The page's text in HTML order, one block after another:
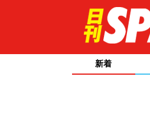
新着